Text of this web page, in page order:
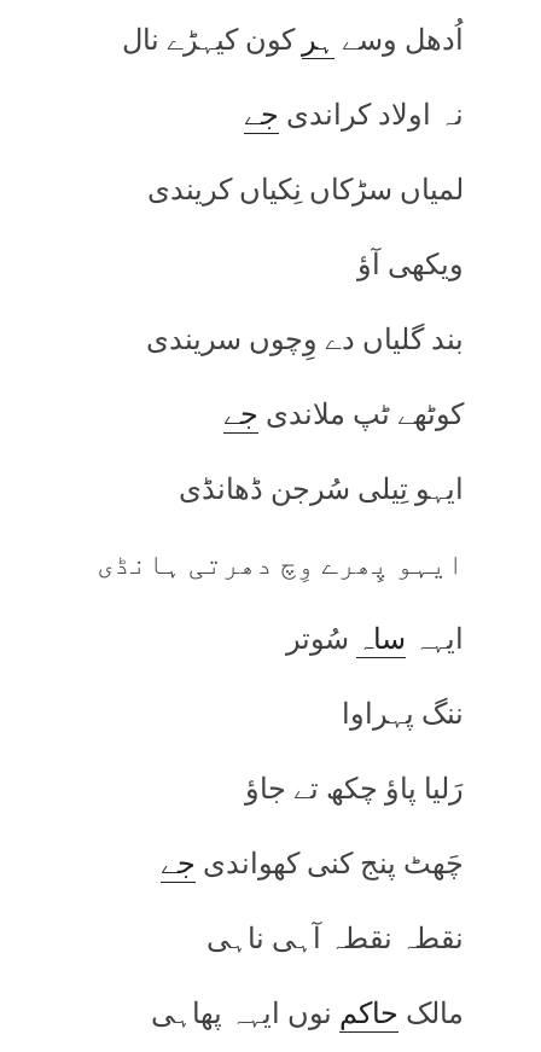
اُدھل وسے ہر کون کیہڑے نال
نہ اولاد کراندی جے
لمیاں سڑکاں نِکیاں کریندی
ویکھی آؤ
بند گلیاں دے وِچوں سریندی
کوٹھے ٹپ ملاندی جے
ایہو تِیلی سُرجن ڈھانڈی
ایہو پِھرے وِچ دھرتی ہانڈی
ایہہ ساہ سُوتر
ننگ پہراوا
رَلیا پاؤ چکھ تے جاؤ
چَھٹ پنج کنی کھواندی جے
نقطہ نقطہ آہی ناہی
مالک حاکم نوں ایہہ پھاہی